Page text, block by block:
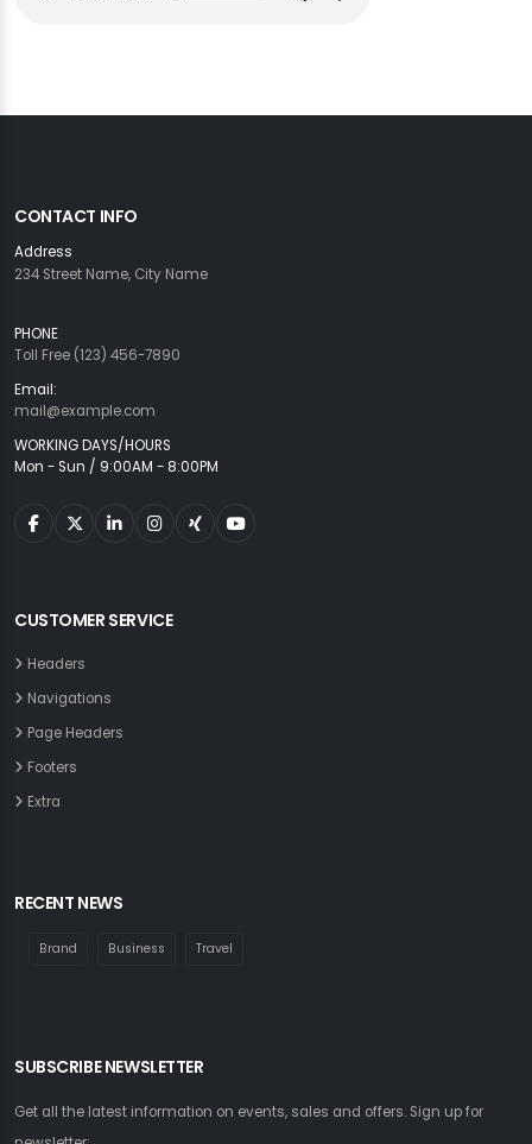
CONTACT INFO
Address
234 Street Name, City Name
PHONE
Toll Free (123) 456-7890
Email:
mail@example.com
WORKING DAYS/HOURS
Mon - Sun / 9:00AM - 8:00PM
CUSTOMER SERVICE
Headers
Navigations
Page Headers
Footers
Extra
RECENT NEWS
Brand Business Travel
SUBSCRIBE NEWSLETTER
Get all the latest information on events, sales and offers. Sign up for